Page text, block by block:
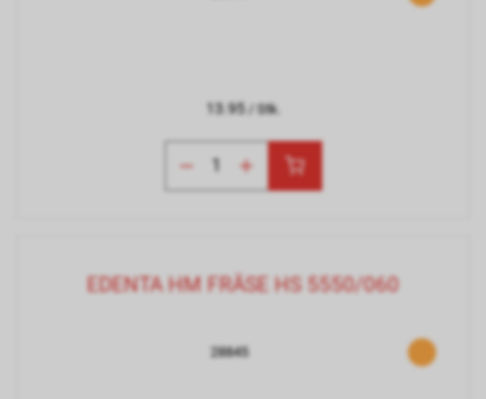
13.95/ Stk.
EDENTA HM FRÄSE HS 5550/060
28845